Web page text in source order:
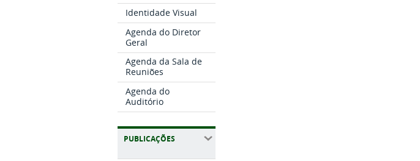
Identidade Visual
Agenda do Diretor
Geral
Agenda da Sala de
Reuniões
Agenda do
Auditório
PUBLICAÇÕES